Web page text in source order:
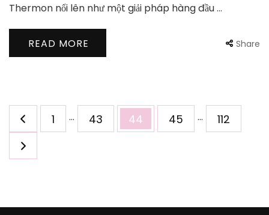
Thermon nổi lên như một giải pháp hàng đầu …
READ MORE Share
Phân
trang
bài
viết
Page
1 … Page
43 Page
44 Page
45 … Page
112